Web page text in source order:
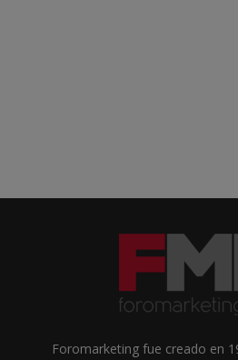
Foromarketing fue creado en